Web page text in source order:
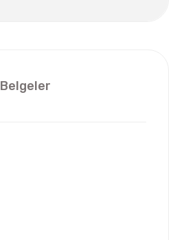
Belgeler